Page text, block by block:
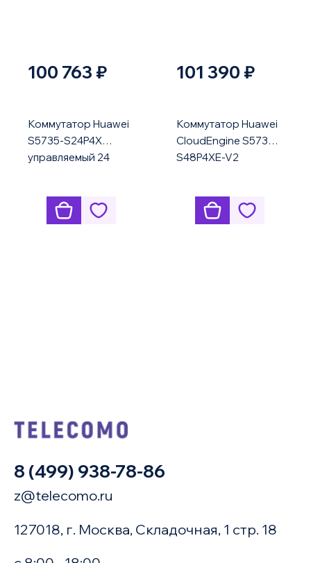
100 763 ₽
Коммутатор Huawei
S5735-S24P4X
управляемый 24
101 390 ₽
Коммутатор Huawei
CloudEngine S5735-
S48P4XE-V2
8 (499) 938-78-86
z@telecomo.ru
127018, г. Москва, Складочная, 1 стр. 18